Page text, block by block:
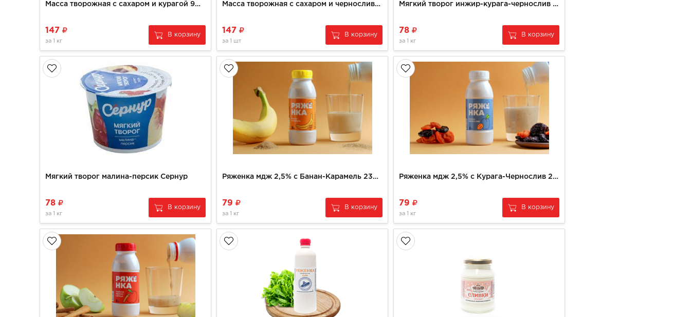
Масса творожная с сахаром и курагой 9% (200гр)
147
за 1 кг
В корзину
Масса творожная с сахаром и черносливом 9% (200гр)
147
за 1 шт
В корзину
Мягкий творог инжир-курага-чернослив Сернур
78
за 1 кг
В корзину
Мягкий творог малина-персик Сернур
78
за 1 кг
В корзину
Ряженка мдж 2,5% с Банан-Карамель 230 г
79
за 1 кг
В корзину
Ряженка мдж 2,5% с Курага-Чернослив 230 г
79
за 1 кг
В корзину